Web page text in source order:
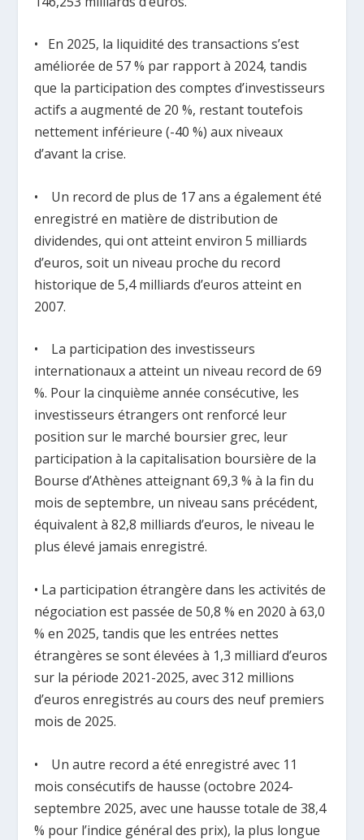
• En 2025, la liquidité des transactions s’est
améliorée de 57 % par rapport à 2024, tandis
que la participation des comptes d’investisseurs
actifs a augmenté de 20 %, restant toutefois
nettement inférieure (-40 %) aux niveaux
d’avant la crise.
• Un record de plus de 17 ans a également été
enregistré en matière de distribution de
dividendes, qui ont atteint environ 5 milliards
d’euros, soit un niveau proche du record
historique de 5,4 milliards d’euros atteint en
2007.
• La participation des investisseurs
internationaux a atteint un niveau record de 69
%. Pour la cinquième année consécutive, les
investisseurs étrangers ont renforcé leur
position sur le marché boursier grec, leur
participation à la capitalisation boursière de la
Bourse d’Athènes atteignant 69,3 % à la fin du
mois de septembre, un niveau sans précédent,
équivalent à 82,8 milliards d’euros, le niveau le
plus élevé jamais enregistré.
• La participation étrangère dans les activités de
négociation est passée de 50,8 % en 2020 à 63,0
% en 2025, tandis que les entrées nettes
étrangères se sont élevées à 1,3 milliard d’euros
sur la période 2021-2025, avec 312 millions
d’euros enregistrés au cours des neuf premiers
mois de 2025.
• Un autre record a été enregistré avec 11
mois consécutifs de hausse (octobre 2024-
septembre 2025, avec une hausse totale de 38,4
% pour l’indice général des prix), la plus longue